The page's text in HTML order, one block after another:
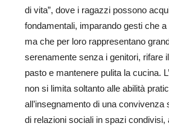
di vita”, dove i ragazzi possono
fondamentali, imparando gesti che
ma che per loro rappresentano
serenamente senza i genitori, rifare
pasto e mantenere pulita la cucina.
non si limita soltanto alle abilità
all’insegnamento di una
di relazioni sociali in spazi condivisi,